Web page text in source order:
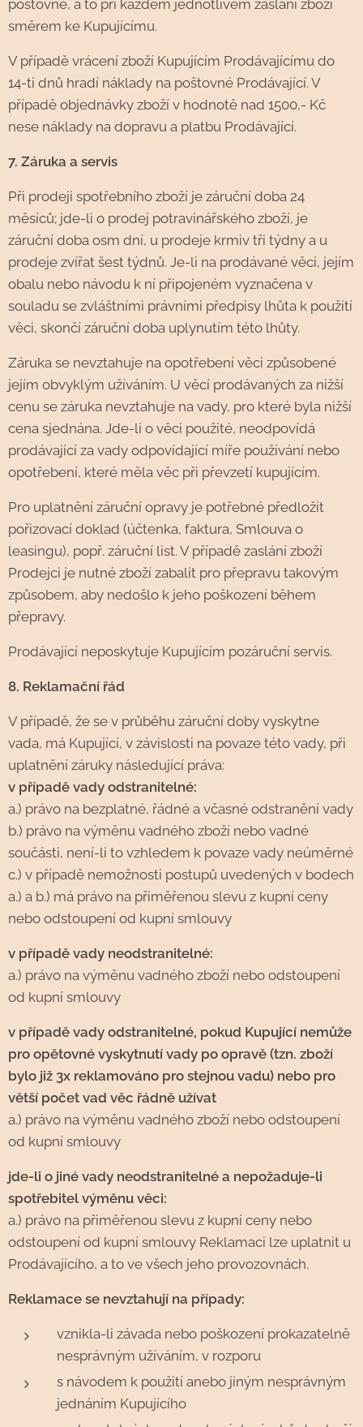
poštovné, a to při každém jednotlivém zaslání zboží
směrem ke Kupujícímu.
V případě vrácení zboží Kupujícím Prodávajícímu do
14-ti dnů hradí náklady na poštovné Prodávající. V
případě objednávky zboží v hodnotě nad 1500,- Kč
nese náklady na dopravu a platbu Prodávající.
7. Záruka a servis
Při prodeji spotřebního zboží je záruční doba 24
měsíců; jde-li o prodej potravinářského zboží, je
záruční doba osm dní, u prodeje krmiv tři týdny a u
prodeje zvířat šest týdnů. Je-li na prodávané věci, jejím
obalu nebo návodu k ní připojeném vyznačena v
souladu se zvláštními právními předpisy lhůta k použití
věci, skončí záruční doba uplynutím této lhůty.
Záruka se nevztahuje na opotřebení věci způsobené
jejím obvyklým užíváním. U věcí prodávaných za nižší
cenu se záruka nevztahuje na vady, pro které byla nižší
cena sjednána. Jde-li o věci použité, neodpovídá
prodávající za vady odpovídající míře používání nebo
opotřebení, které měla věc při převzetí kupujícím.
Pro uplatnění záruční opravy je potřebné předložit
pořizovací doklad (účtenka, faktura, Smlouva o
leasingu), popř. záruční list. V případě zaslání zboží
Prodejci je nutné zboží zabalit pro přepravu takovým
způsobem, aby nedošlo k jeho poškození během
přepravy.
Prodávající neposkytuje Kupujícím pozáruční servis.
8. Reklamační řád
V případě, že se v průběhu záruční doby vyskytne
vada, má Kupující, v závislosti na povaze této vady, při
uplatnění záruky následující práva:
v případě vady odstranitelné:
a.) právo na bezplatné, řádné a včasné odstranění vady
b.) právo na výměnu vadného zboží nebo vadné
součásti, není-li to vzhledem k povaze vady neúměrné
c.) v případě nemožnosti postupů uvedených v bodech
a.) a b.) má právo na přiměřenou slevu z kupní ceny
nebo odstoupení od kupní smlouvy
v případě vady neodstranitelné:
a.) právo na výměnu vadného zboží nebo odstoupení
od kupní smlouvy
v případě vady odstranitelné, pokud Kupující nemůže
pro opětovné vyskytnutí vady po opravě (tzn. zboží
bylo již 3x reklamováno pro stejnou vadu) nebo pro
větší počet vad věc řádně užívat
a.) právo na výměnu vadného zboží nebo odstoupení
od kupní smlouvy
jde-li o jiné vady neodstranitelné a nepožaduje-li
spotřebitel výměnu věci:
a.) právo na přiměřenou slevu z kupní ceny nebo
odstoupení od kupní smlouvy Reklamaci lze uplatnit u
Prodávajícího, a to ve všech jeho provozovnách.
Reklamace se nevztahují na případy:
vznikla-li závada nebo poškození prokazatelně
nesprávným užíváním, v rozporu
s návodem k použití anebo jiným nesprávným
jednáním Kupujícího